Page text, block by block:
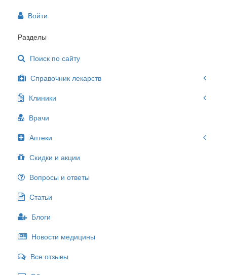
Войти
Разделы
Поиск по сайту
Справочник лекарств
Клиники
Врачи
Аптеки
Скидки и акции
Вопросы и ответы
Статьи
Блоги
Новости медицины
Все отзывы